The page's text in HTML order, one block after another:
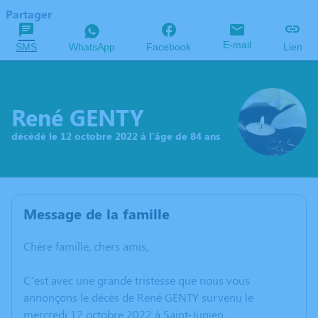
Partager
SMS WhatsApp Facebook E-mail Lien
René GENTY
décédé le 12 octobre 2022 à l'âge de 84 ans
Message de la famille
Chère famille, chers amis,
C’est avec une grande tristesse que nous vous
annonçons le décès de René GENTY survenu le
mercredi 12 octobre 2022 à Saint-Junien.